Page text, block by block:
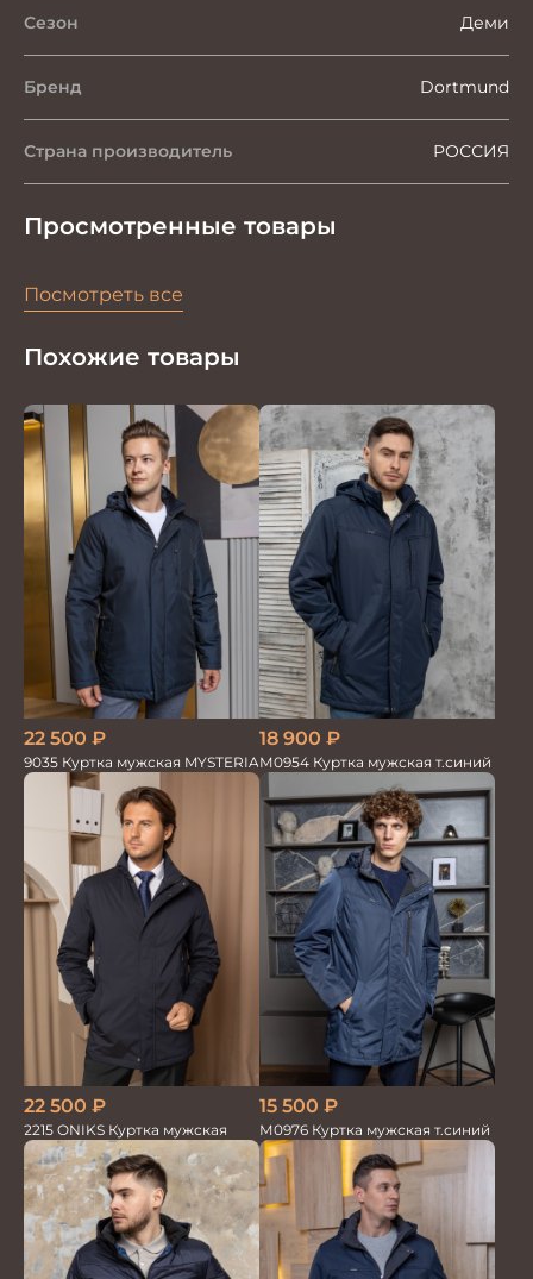
Сезон Деми
Бренд Dortmund
Страна производитель РОССИЯ
Просмотренные товары
Посмотреть все
Похожие товары
22 500 ₽
9035 Куртка мужская MYSTERIA
18 900 ₽
М0954 Куртка мужская т.синий
22 500 ₽
2215 ONIKS Куртка мужская
15 500 ₽
М0976 Куртка мужская т.синий